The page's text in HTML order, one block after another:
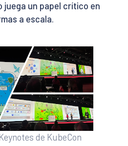
juega un papel crítico en
a escala.
de KubeCon